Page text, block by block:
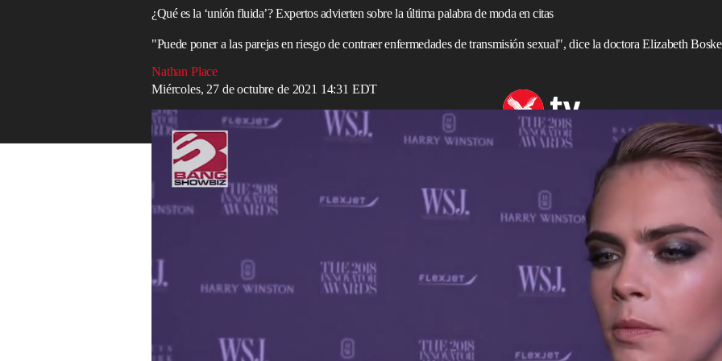
¿Qué es la ‘unión fluida’? Expertos advierten sobre la última palabra de moda en citas
"Puede poner a las parejas en riesgo de contraer enfermedades de transmisión sexual", dice la doctora Elizabeth
Nathan Place
Miércoles, 27 de octubre de 2021 14:31 EDT
Cara Delevingne revela la edad con la que perdió la virginidad
La “Unión fluida” es un término relativamente nuevo para referirse al
sin protección, pero los
expertos advierten que conlleva los mismos riesgos de siempre.
La frase se refiere a cuando las personas mantienen relaciones sexuales de forma deliberada y
consciente sin preservativos ni otras barreras, a veces con el propósito de lograr una mayor
intimidad de conexión. Pero los médicos dicen que ese tipo de intencionalidad no protege contra
“Es importante saber que la unión fluida puede poner a la pareja en riesgo de contraer ETS”,
escribe la doctora Elizabeth Boskey enVeryWellHealth
. “Esto es especialmente cierto si sus
pruebas previas de ETS no son exhaustivas. No todos los médicos hacen pruebas para todas las
ETS, pero no todos se dan cuenta de ello, por lo que las pruebas pueden dar una falsa sensación de